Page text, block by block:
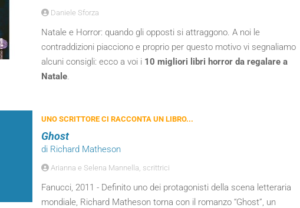
Daniele Sforza
Natale e Horror: quando gli opposti si attraggono. A noi le
contraddizioni piacciono e proprio per questo motivo vi segnaliamo
alcuni consigli: ecco a voi i 10 migliori libri horror da regalare a
Natale.
UNO SCRITTORE CI RACCONTA UN LIBRO...
Ghost
di Richard Matheson
Arianna e Selena Mannella, scrittrici
Fanucci, 2011 - Definito uno dei protagonisti della scena letteraria
mondiale, Richard Matheson torna con il romanzo “Ghost”, un